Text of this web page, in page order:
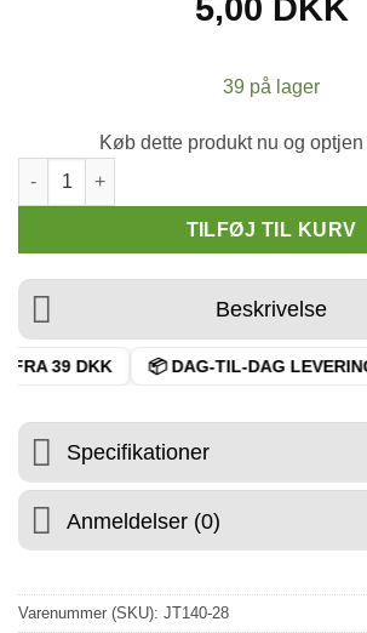
5,00 DKK
39 på lager
Køb dette produkt nu og optjen
Jointrør Rød 140mm antal
TILFØJ TIL KURV
Beskrivelse
39 DKK 📦 DAG-TIL-DAG LEVERING
Specifikationer
Anmeldelser (0)
Varenummer (SKU): JT140-28